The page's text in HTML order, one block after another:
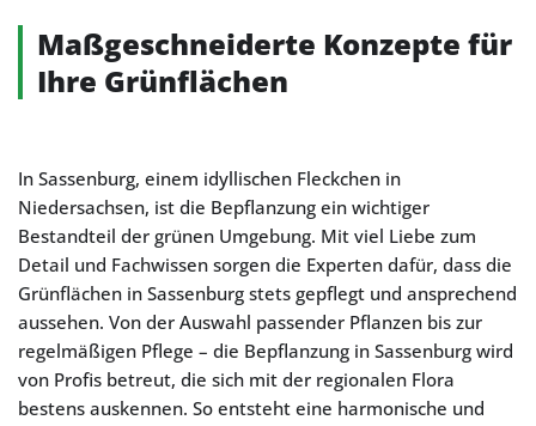
Maßgeschneiderte Konzepte für
Ihre Grünflächen
In Sassenburg, einem idyllischen Fleckchen in
Niedersachsen, ist die Bepflanzung ein wichtiger
Bestandteil der grünen Umgebung. Mit viel Liebe zum
Detail und Fachwissen sorgen die Experten dafür, dass die
Grünflächen in Sassenburg stets gepflegt und ansprechend
aussehen. Von der Auswahl passender Pflanzen bis zur
regelmäßigen Pflege – die Bepflanzung in Sassenburg wird
von Profis betreut, die sich mit der regionalen Flora
bestens auskennen. So entsteht eine harmonische und